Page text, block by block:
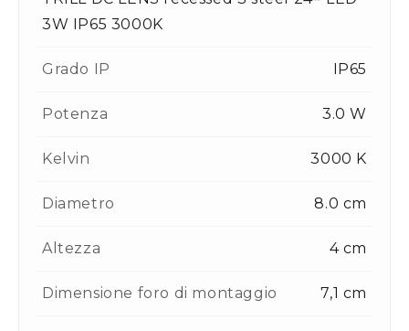
3W IP65 3000K
Grado IP IP65
Potenza 3.0 W
Kelvin 3000 K
Diametro 8.0 cm
Altezza 4 cm
Dimensione foro di montaggio 7,1 cm